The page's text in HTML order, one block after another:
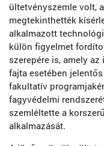
ültetvényszemle volt,
megtekinthették
alkalmazott
külön figyelmet
szerepére is, amely
fajta esetében
fakultatív
fagyvédelmi
szemléltette a
alkalmazását.